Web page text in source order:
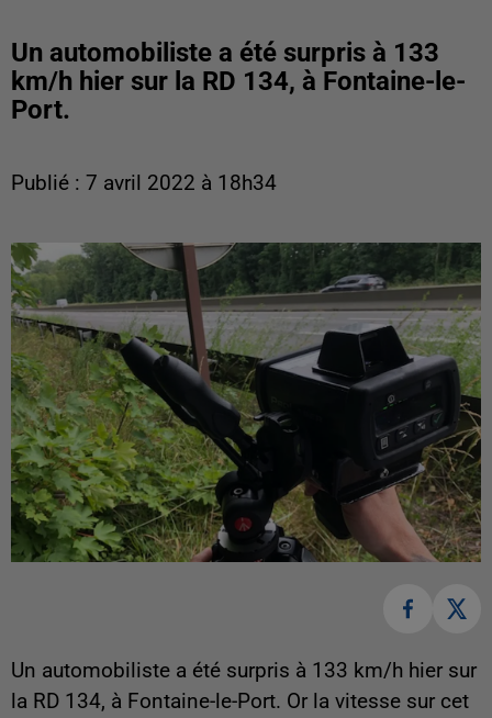
Un automobiliste a été surpris à 133
km/h hier sur la RD 134, à Fontaine-le-
Port.
Publié : 7 avril 2022 à 18h34
Un automobiliste a été surpris à 133 km/h hier sur
la RD 134, à Fontaine-le-Port. Or la vitesse sur cet